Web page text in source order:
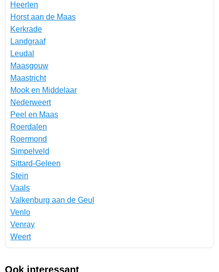
Heerlen
Horst aan de Maas
Kerkrade
Landgraaf
Leudal
Maasgouw
Maastricht
Mook en Middelaar
Nederweert
Peel en Maas
Roerdalen
Roermond
Simpelveld
Sittard-Geleen
Stein
Vaals
Valkenburg aan de Geul
Venlo
Venray
Weert
Ook interessant